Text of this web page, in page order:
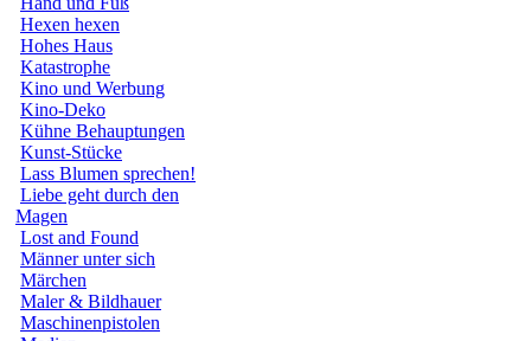
Hexen hexen
Hohes Haus
Katastrophe
Kino und Werbung
Kino-Deko
Kühne Behauptungen
Kunst-Stücke
Lass Blumen sprechen!
Liebe geht durch den
Magen
Lost and Found
Männer unter sich
Märchen
Maler & Bildhauer
Maschinenpistolen